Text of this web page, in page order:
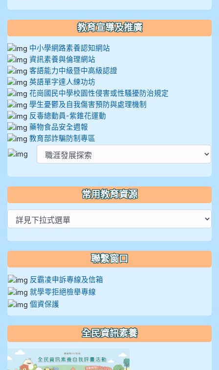
教育宣導及推廣
中小學網路素養認知網站
資訊素養與倫理網站
客語能力中級暨中高級認證
英語單字達人練功坊
花崗國民中學校園性侵害或性騷擾防治規定
學生憂鬱及自我傷害預防與處理機制
反毒總動員-紫錐花運動
藥物食品安全週報
教育部詐騙防制專區
常用教育資源
聯繫窗口
反霸凌申訴專線及信箱
就學零拒絕檢舉專線
個資保護
全民資訊素養